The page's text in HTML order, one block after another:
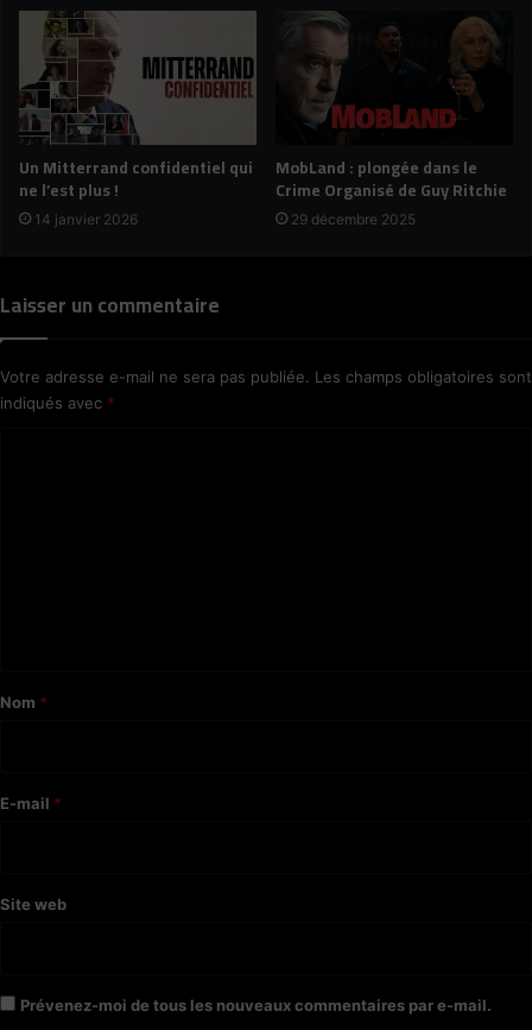
Un Mitterrand confidentiel qui
ne l’est plus !
14 janvier 2026
MobLand : plongée dans le
Crime Organisé de Guy Ritchie
29 décembre 2025
Laisser un commentaire
Votre adresse e-mail ne sera pas publiée. Les champs obligatoires sont
indiqués avec *
a
e
Nom *
E-mail *
Site web
Prévenez-moi de tous les nouveaux commentaires par e-mail.